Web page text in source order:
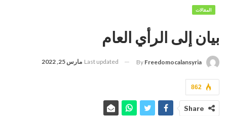
المقالات
بيان إلى الرأي العام
By Freedomocalansyria
Last updated مارس 25, 2022
862
Share